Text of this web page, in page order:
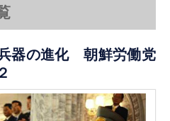
器の進化 朝鮮労働党